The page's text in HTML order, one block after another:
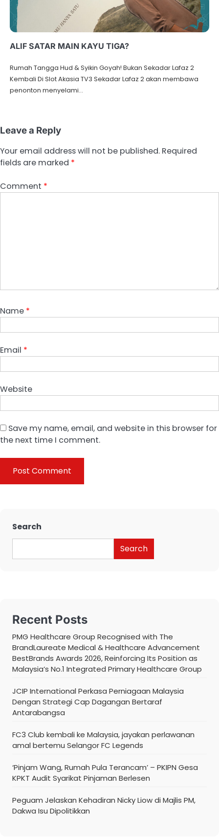
ALIF SATAR MAIN KAYU TIGA?
Rumah Tangga Hud & Syikin Goyah! Bukan Sekadar Lafaz 2
Kembali Di Slot Akasia TV3 Sekadar Lafaz 2 akan membawa
penonton menyelami…
Leave a Reply
Your email address will not be published. Required
fields are marked *
Comment *
Name *
Email *
Website
Save my name, email, and website in this browser for
the next time I comment.
Search
Search
Recent Posts
PMG Healthcare Group Recognised with The
BrandLaureate Medical & Healthcare Advancement
BestBrands Awards 2026, Reinforcing Its Position as
Malaysia’s No.1 Integrated Primary Healthcare Group
JCIP International Perkasa Perniagaan Malaysia
Dengan Strategi Cap Dagangan Bertaraf
Antarabangsa
FC3 Club kembali ke Malaysia, jayakan perlawanan
amal bertemu Selangor FC Legends
‘Pinjam Wang, Rumah Pula Terancam’ – PKIPN Gesa
KPKT Audit Syarikat Pinjaman Berlesen
Peguam Jelaskan Kehadiran Nicky Liow di Majlis PM,
Dakwa Isu Dipolitikkan